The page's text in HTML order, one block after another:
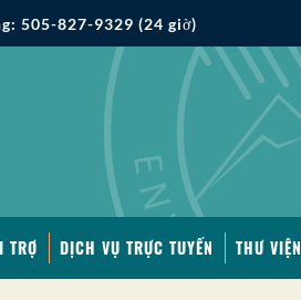
505-827-9329 (24 giờ)
TRỢ DỊCH VỤ TRỰC TUYẾN THƯ VIỆN